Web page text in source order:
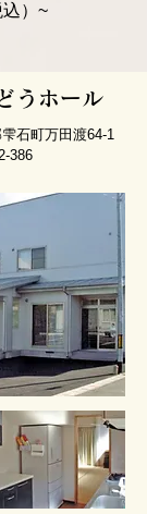
）~
うホール
石町万田渡64-1
386